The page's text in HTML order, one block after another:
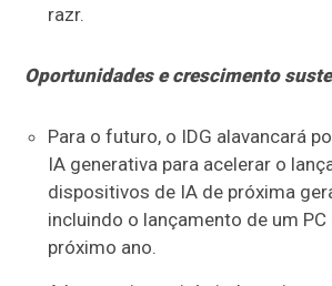
razr.
Oportunidades e crescimento
Para o futuro, o IDG alavancará
IA generativa para acelerar o
dispositivos de IA de próxima
incluindo o lançamento de um
próximo ano.